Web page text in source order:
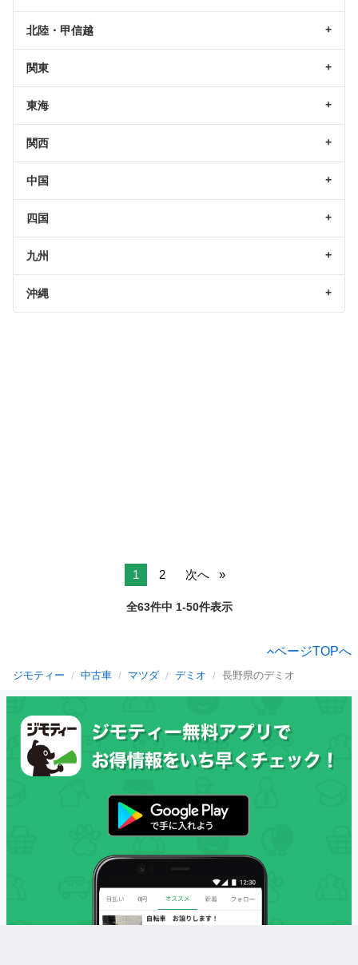
北陸・甲信越
関東
東海
関西
中国
四国
九州
沖縄
1 2 次へ
全63件中 1-50件表示
ページTOPへ
ジモティー 中古車 マツダ デミオ 長野県のデミオ